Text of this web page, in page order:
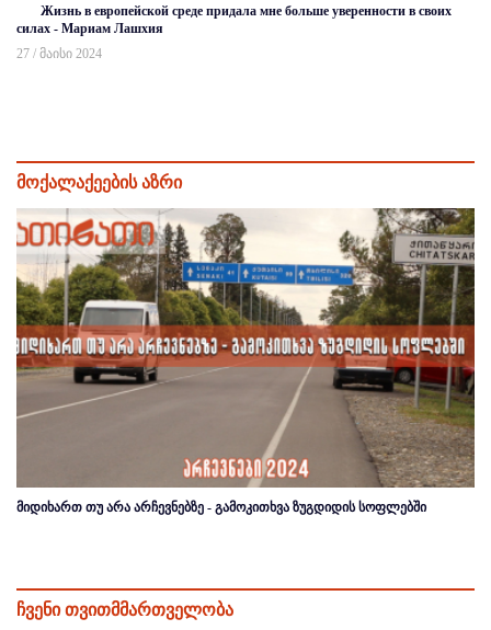
Жизнь в европейской среде придала мне больше уверенности в своих
силах - Мариам Лашхия
27 / მაისი 2024
მოქალაქეების აზრი
მიდიხართ თუ არა არჩევნებზე - გამოკითხვა ზუგდიდის სოფლებში
ჩვენი თვითმმართველობა